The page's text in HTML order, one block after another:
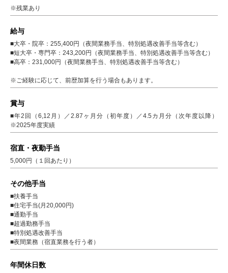
※残業あり
給与
■大卒・院卒：255,400円（夜間業務手当、特別処遇改善手当等含む）
■短大卒・専門卒：243,200円（夜間業務手当、特別処遇改善手当等含む）
■高卒：231,000円（夜間業務手当、特別処遇改善手当等含む）
※ご経験に応じて、前歴加算を行う場合もあります。
賞与
■年2回（6,12月）／2.87ヶ月分（初年度）／4.5カ月分（次年度以降）
※2025年度実績
宿直・夜勤手当
5,000円（１回あたり）
その他手当
■扶養手当
■住宅手当(月20,000円)
■通勤手当
■超過勤務手当
■特別処遇改善手当
■夜間業務（宿直業務を行う者）
年間休日数